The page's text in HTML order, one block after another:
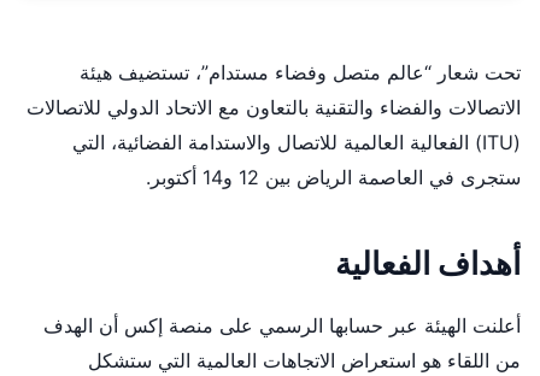
تحت شعار “عالم متصل وفضاء مستدام”، تستضيف هيئة
الاتصالات والفضاء والتقنية بالتعاون مع الاتحاد الدولي للاتصالات
(ITU) الفعالية العالمية للاتصال والاستدامة الفضائية، التي
ستجرى في العاصمة الرياض بين 12 و14 أكتوبر.
أهداف الفعالية
أعلنت الهيئة عبر حسابها الرسمي على منصة إكس أن الهدف
من اللقاء هو استعراض الاتجاهات العالمية التي ستشكل